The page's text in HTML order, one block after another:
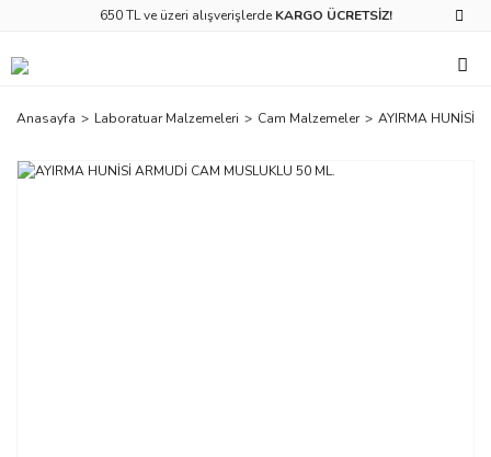
650 TL ve üzeri alışverişlerde KARGO ÜCRETSİZ!
Anasayfa Laboratuar Malzemeleri Cam Malzemeler AYIRMA HUNİSİ